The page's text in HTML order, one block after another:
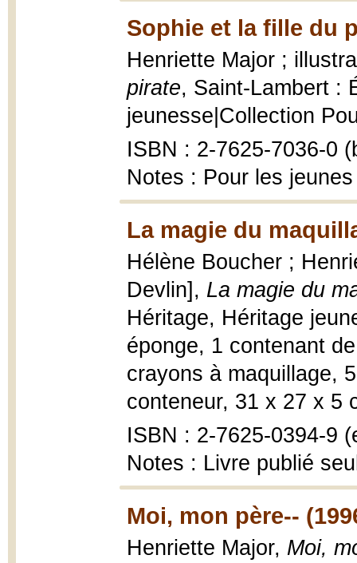
Sophie et la fille du
Henriette Major ;
pirate, Saint-Lambert :
jeunesse|Collection
ISBN : 2-7625-7036-0
Notes : Pour les
La magie du
Hélène Boucher ;
Devlin], La magie du
Héritage, Héritage
éponge, 1 contenant
crayons à maquillage,
conteneur, 31 x 27 x 5
ISBN : 2-7625-0394-9
Notes : Livre publié
Moi, mon père--
Henriette Major, Moi,